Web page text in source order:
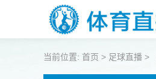
当前位置: 首页 > 足球直播 >